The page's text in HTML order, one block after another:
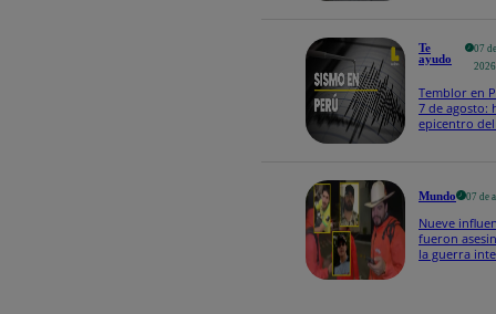
Te
ayudo
07
2026
Temblor en
7 de agosto:
epicentro
Mundo 07 de
Nueve
fueron
la guerra